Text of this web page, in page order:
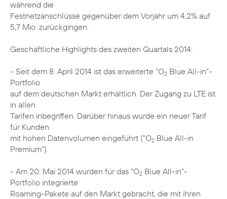
während die
Festnetzanschlüsse gegenüber dem Vorjahr um 4,2% auf
5,7 Mio. zurückgingen.
Geschäftliche Highlights des zweiten Quartals 2014:
- Seit dem 8. April 2014 ist das erweiterte "O2 Blue All-in"-
Portfolio
auf dem deutschen Markt erhältlich. Der Zugang zu LTE ist
in allen
Tarifen inbegriffen. Darüber hinaus wurde ein neuer Tarif
für Kunden
mit hohen Datenvolumen eingeführt ("O2 Blue All-in
Premium").
- Am 20. Mai 2014 wurden für das "O2 Blue All-in"-
Portfolio integrierte
Roaming-Pakete auf den Markt gebracht, die mit ihren